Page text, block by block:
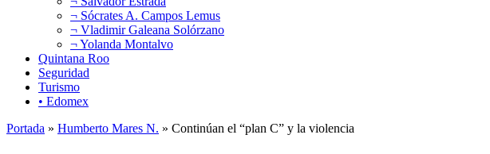
¬ Sócrates A. Campos Lemus
¬ Vladimir Galeana Solórzano
¬ Yolanda Montalvo
Quintana Roo
Seguridad
Turismo
• Edomex
Portada » Humberto Mares N. » Continúan el “plan C” y la violencia